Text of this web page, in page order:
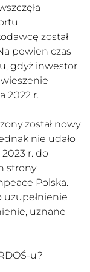
został
pewien czas
gdyż inwestor
2022 r.
został nowy
nie udało
r. do
strony
Polska.
uzupełnienie
uznane
u?